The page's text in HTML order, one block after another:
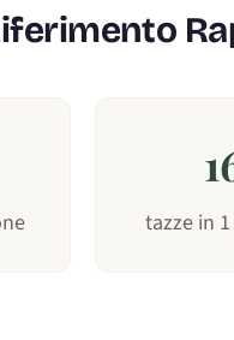
tazze in